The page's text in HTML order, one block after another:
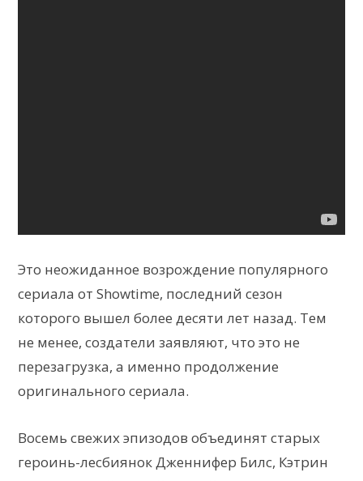
Это неожиданное возрождение популярного
сериала от Showtime, последний сезон
которого вышел более десяти лет назад. Тем
не менее, создатели заявляют, что это не
перезагрузка, а именно продолжение
оригинального сериала.
Восемь свежих эпизодов объединят старых
героинь-лесбиянок Дженнифер Билс, Кэтрин